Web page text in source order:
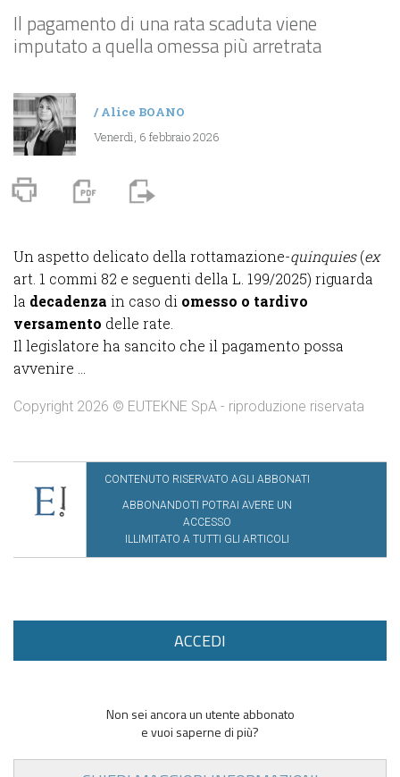
Il pagamento di una rata scaduta viene
imputato a quella omessa più arretrata
/Alice BOANO
Venerdì, 6 febbraio 2026
Un aspetto delicato della rottamazione-quinquies(ex
art. 1 commi 82 e seguenti della L. 199/2025) riguarda
la decadenza in caso di omesso o tardivo
versamento delle rate.
Il legislatore ha sancito che il pagamento possa
avvenire ...
Copyright 2026 © EUTEKNE SpA - riproduzione riservata
CONTENUTO RISERVATO AGLI ABBONATI
ABBONANDOTI POTRAI AVERE UN
ACCESSO
ILLIMITATO A TUTTI GLI ARTICOLI
ACCEDI
Non sei ancora un utente abbonato
e vuoi saperne di più?